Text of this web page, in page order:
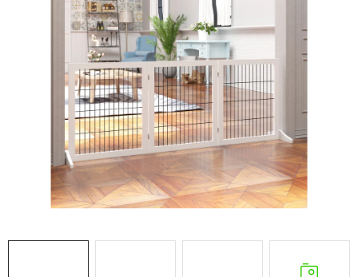
PREDSIENE
PRACOVŇA / KANCELÁRIA
KÚPEĽŇA
DETSKÉ A ŠTUDENTSKÉ
DOPLNKY A DEKORÁCIE
ZÁHRADA